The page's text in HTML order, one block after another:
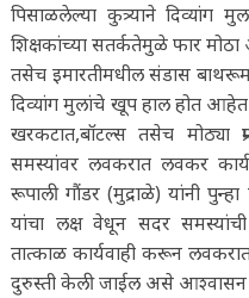
पिसाळलेल्या कुत्र्याने दिव्यांग
शिक्षकांच्या सतर्कतेमुळे फार मोठा
तसेच इमारतीमधील संडास
दिव्यांग मुलांचे खूप हाल होत आहेत
खरकटात,बॉटल्स तसेच मोठ्या
समस्यांवर लवकरात लवकर
रूपाली गौंडर (मुद्राळे) यांनी
यांचा लक्ष वेधून सदर
तात्काळ कार्यवाही करून
दुरुस्ती केली जाईल असे आश्वासन